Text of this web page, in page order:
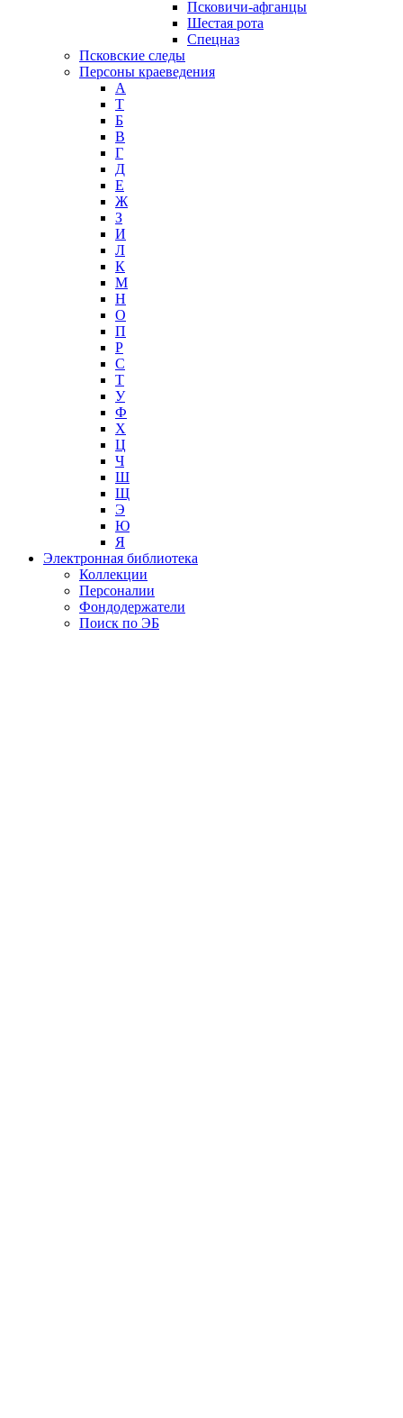
Псковичи-афганцы
Шестая рота
Спецназ
Псковские следы
Персоны краеведения
А
T
Б
В
Г
Д
Е
Ж
З
И
Л
К
М
Н
О
П
Р
С
Т
У
Ф
Х
Ц
Ч
Ш
Щ
Э
Ю
Я
Электронная библиотека
Коллекции
Персоналии
Фондодержатели
Поиск по ЭБ